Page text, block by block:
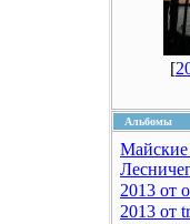
[
Альбомы
Майские
2013 от
2013 от